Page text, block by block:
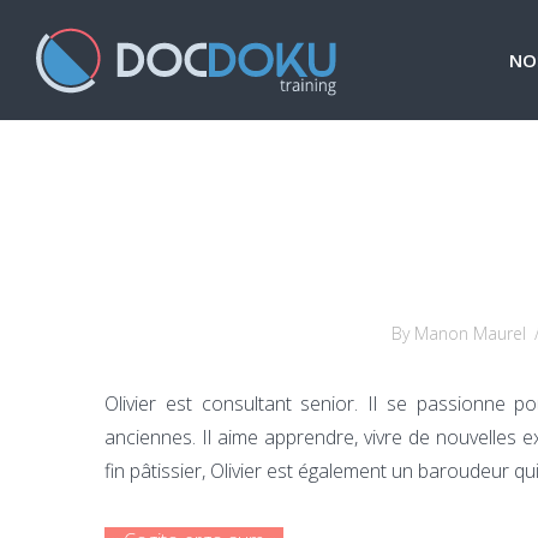
By Manon Maurel
Olivier est consultant senior. Il se passionne
anciennes. Il aime apprendre, vivre de nouvelles
fin pâtissier, Olivier est également un baroudeur